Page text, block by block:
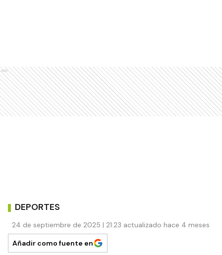
Ads
DEPORTES
24 de septiembre de 2025 | 21:23 actualizado hace 4 meses
Añadir como fuente en